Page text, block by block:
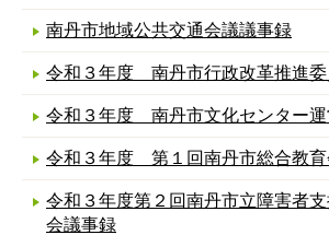
南丹市地域公共交通会議議事録
令和３年度 南丹市行政改革推進委
令和３年度 南丹市文化センター運
令和３年度 第１回南丹市総合教育
令和３年度第２回南丹市立障害者
会議事録